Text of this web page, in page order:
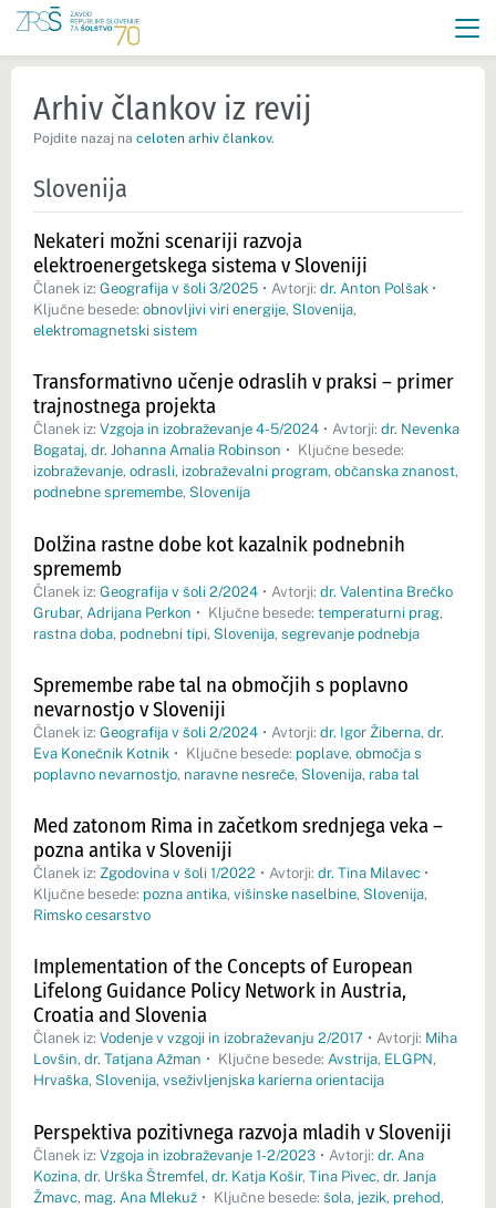
Arhiv člankov iz revij
Pojdite nazaj na celoten arhiv člankov.
Slovenija
Nekateri možni scenariji razvoja
elektroenergetskega sistema v Sloveniji
Članek iz: Geografija v šoli 3/2025 • Avtorji: dr. Anton Polšak •
Ključne besede: obnovljivi viri energije, Slovenija,
elektromagnetski sistem
Transformativno učenje odraslih v praksi – primer
trajnostnega projekta
Članek iz: Vzgoja in izobraževanje 4-5/2024 • Avtorji: dr. Nevenka
Bogataj, dr. Johanna Amalia Robinson • Ključne besede:
izobraževanje, odrasli, izobraževalni program, občanska znanost,
podnebne spremembe, Slovenija
Dolžina rastne dobe kot kazalnik podnebnih
sprememb
Članek iz: Geografija v šoli 2/2024 • Avtorji: dr. Valentina Brečko
Grubar, Adrijana Perkon • Ključne besede: temperaturni prag,
rastna doba, podnebni tipi, Slovenija, segrevanje podnebja
Spremembe rabe tal na območjih s poplavno
nevarnostjo v Sloveniji
Članek iz: Geografija v šoli 2/2024 • Avtorji: dr. Igor Žiberna, dr.
Eva Konečnik Kotnik • Ključne besede: poplave, območja s
poplavno nevarnostjo, naravne nesreče, Slovenija, raba tal
Med zatonom Rima in začetkom srednjega veka –
pozna antika v Sloveniji
Članek iz: Zgodovina v šoli 1/2022 • Avtorji: dr. Tina Milavec •
Ključne besede: pozna antika, višinske naselbine, Slovenija,
Rimsko cesarstvo
Implementation of the Concepts of European
Lifelong Guidance Policy Network in Austria,
Croatia and Slovenia
Članek iz: Vodenje v vzgoji in izobraževanju 2/2017 • Avtorji: Miha
Lovšin, dr. Tatjana Ažman • Ključne besede: Avstrija, ELGPN,
Hrvaška, Slovenija, vseživljenjska karierna orientacija
Perspektiva pozitivnega razvoja mladih v Sloveniji
Članek iz: Vzgoja in izobraževanje 1-2/2023 • Avtorji: dr. Ana
Kozina, dr. Urška Štremfel, dr. Katja Košir, Tina Pivec, dr. Janja
Žmavc, mag. Ana Mlekuž • Ključne besede: šola, jezik, prehod,